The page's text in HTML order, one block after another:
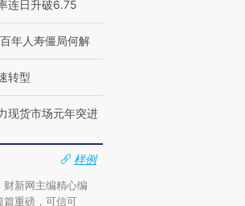
连日升破6.75
年人寿僵局何解
转型
现货市场元年突进
样例
新网主编精心编
篇重磅，可信可